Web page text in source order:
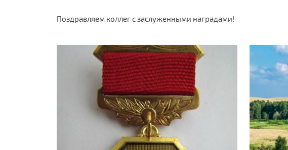
Поздравляем коллег с заслуженными наградами!